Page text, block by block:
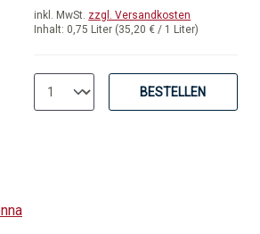
Inhalt: 0,75 Liter (35,20 € / 1 Liter)
inkl. MwSt. zzgl. Versandkosten
BESTELLEN